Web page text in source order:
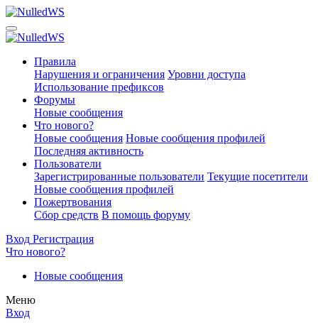
Правила
Нарушения и ограничения Уровни доступа
Использование префиксов
Форумы
Новые сообщения
Что нового?
Новые сообщения Новые сообщения профилей
Последняя активность
Пользователи
Зарегистрированные пользователи Текущие посетители
Новые сообщения профилей
Пожертвования
Сбор средств В помощь форуму
Вход Регистрация
Что нового?
Новые сообщения
Меню
Вход